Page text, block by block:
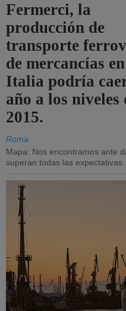
Fermerci, la
producción de
transporte
de mercancías en
Italia podría
año a los niveles
2015.
Roma
Mapa: Nos encontramos ante
superan todas las expectativas.